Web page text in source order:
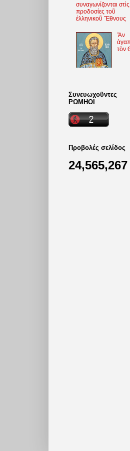
συναγωνίζονται στὶς
προδοσίες τοῦ
ἑλληνικοῦ Ἔθνους
Ἄν
τὸν
Συνευωχοῦντες
ΡΩΜΗΟΙ
Προβολές σελίδος
24,565,267